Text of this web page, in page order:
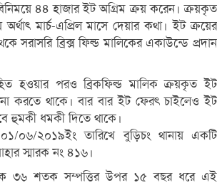
৪৪ হাজার ইট অগ্রিম ক্রয় করেন। ক্রয়কৃত
মার্চ-এপ্রিল মাসে দেয়ার কথা। ইট ক্রয়ের
সরাসরি ব্রিক্স ফিল্ড মালিকের একাউন্ডে প্রদান
হওয়ার পরও ব্রিকফিল্ড মালিক ক্রয়কৃত ইট
করতে থাকে। বার বার ইট ফেরৎ চাইলেও ইট
হুমকী ধমকী দিতে থাকে।
২০১৯ইং তারিখে বুড়িচং থানায় একটি
স্মারক নং ৪১৬।
৩৬ শতক সম্পত্তির উপর ১৫ বছর ধরে এই